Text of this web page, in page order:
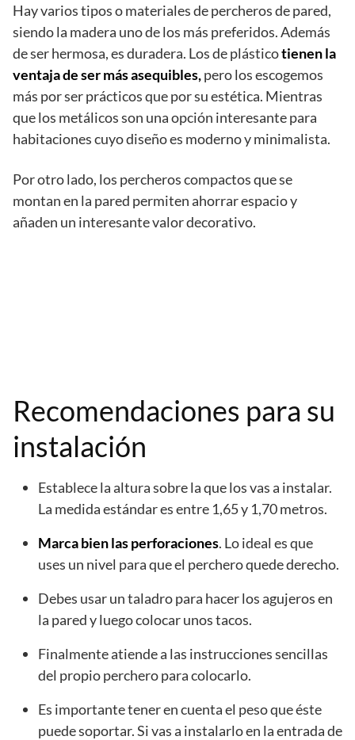
Hay varios tipos o materiales de percheros de pared,
siendo la madera uno de los más preferidos. Además
de ser hermosa, es duradera. Los de plásticotienen la
ventaja de ser más asequibles,pero los escogemos
más por ser prácticos que por su estética. Mientras
que los metálicos son una opción interesante para
habitaciones cuyo diseño es moderno y minimalista.
Por otro lado, los percheros compactos que se
montan en la pared permiten ahorrar espacio y
añaden un interesante valor decorativo.
Recomendaciones para su
instalación
Establece la altura sobre la que los vas a instalar.
La medida estándar es entre 1,65 y 1,70 metros.
Marca bien las perforaciones. Lo ideal es que
uses un nivel para que el perchero quede derecho.
Debes usar un taladro para hacer los agujeros en
la pared y luego colocar unos tacos.
Finalmente atiende a las instrucciones sencillas
del propio perchero para colocarlo.
Es importante tener en cuenta el peso que éste
puede soportar. Si vas a instalarlo en la entrada de